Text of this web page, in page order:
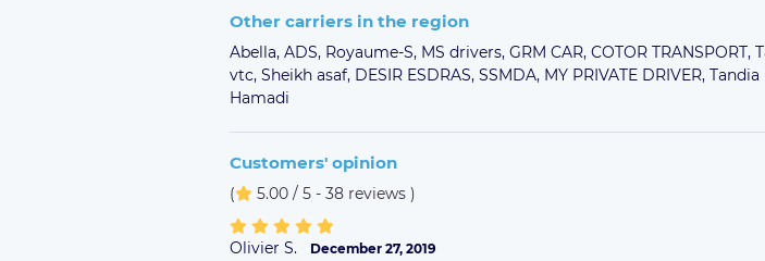
Other carriers in the region
Abella, ADS, Royaume-S, MS drivers, GRM CAR, COTOR TRANSPORT,
vtc, Sheikh asaf, DESIR ESDRAS, SSMDA, MY PRIVATE DRIVER, Tandia
Hamadi
Customers' opinion
( 5.00 / 5 - 38 reviews )
Olivier S. December 27, 2019